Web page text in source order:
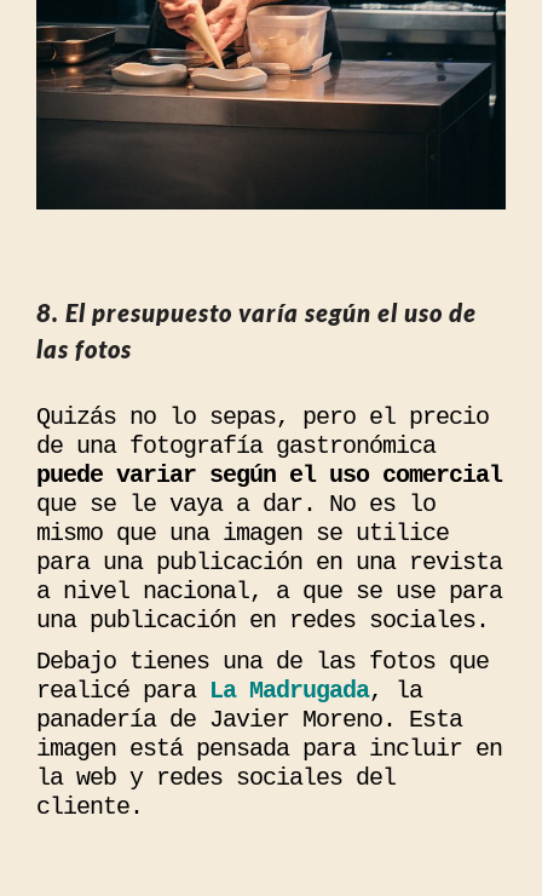
8. El presupuesto varía según el uso de
las fotos
Quizás no lo sepas, pero el precio
de una fotografía gastronómica
puede variar según el uso comercial
que se le vaya a dar. No es lo
mismo que una imagen se utilice
para una publicación en una revista
a nivel nacional, a que se use para
una publicación en redes sociales.
Debajo tienes una de las fotos que
realicé para La Madrugada, la
panadería de Javier Moreno. Esta
imagen está pensada para incluir en
la web y redes sociales del
cliente.